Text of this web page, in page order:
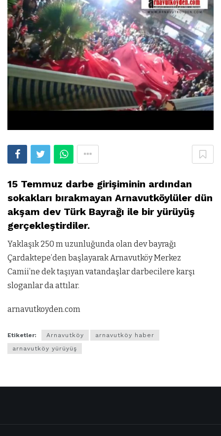
15 Temmuz darbe girişiminin ardından
sokakları bırakmayan Arnavutköylüler dün
akşam dev Türk Bayrağı ile bir yürüyüş
gerçekleştirdiler.
Yaklaşık 250 m uzunluğunda olan dev bayrağı
Çardaktepe’den başlayarak Arnavutköy Merkez
Camii’ne dek taşıyan vatandaşlar darbecilere karşı
sloganlar da attılar.
arnavutkoyden.com
Etiketler: Arnavutköy
arnavutköy haber
arnavutköy yürüyüş